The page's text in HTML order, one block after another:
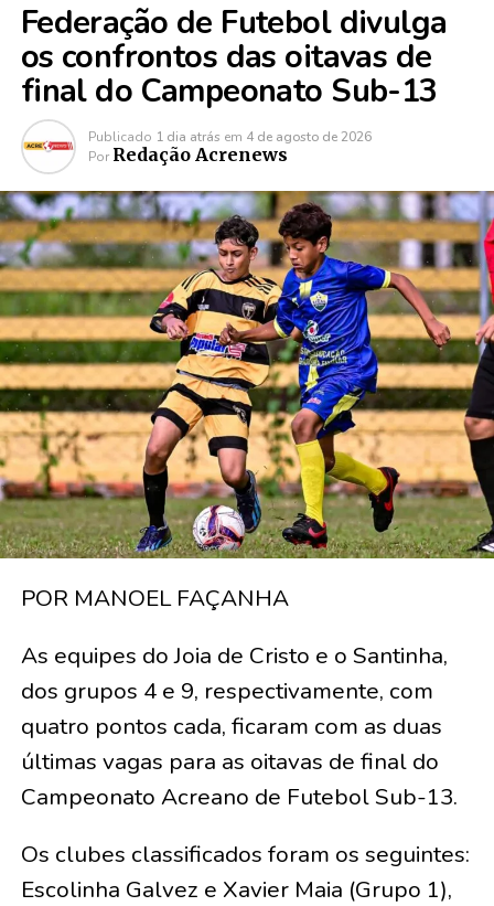
Federação de Futebol divulga
os confrontos das oitavas de
final do Campeonato Sub-13
Publicado 1 dia atrás em 4 de agosto de 2026
Por Redação Acrenews
POR MANOEL FAÇANHA
As equipes do Joia de Cristo e o Santinha,
dos grupos 4 e 9, respectivamente, com
quatro pontos cada, ficaram com as duas
últimas vagas para as oitavas de final do
Campeonato Acreano de Futebol Sub-13.
Os clubes classificados foram os seguintes:
Escolinha Galvez e Xavier Maia (Grupo 1),